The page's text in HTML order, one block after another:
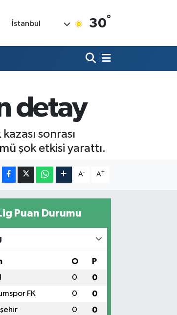
İstanbul 30°
detay
sonrası
şok etkisi yarattı.
A- A+
Puan Durumu
O P
0 0
FK 0 0
0 0